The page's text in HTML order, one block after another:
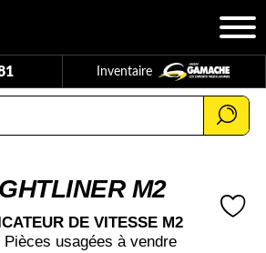
Inventaire
M2
Pièces usagées à vendre